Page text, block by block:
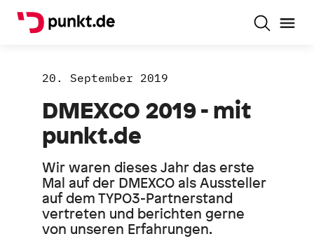
20. September 2019
DMEXCO 2019 - mit
punkt.de
Wir waren dieses Jahr das erste
Mal auf der DMEXCO als Aussteller
auf dem TYPO3-Partnerstand
vertreten und berichten gerne
von unseren Erfahrungen.